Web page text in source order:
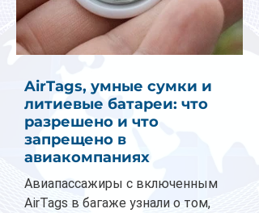
AirTags, умные сумки и
литиевые батареи: что
разрешено и что
запрещено в
авиакомпаниях
Авиапассажиры с включенным
AirTags в багаже узнали о том,